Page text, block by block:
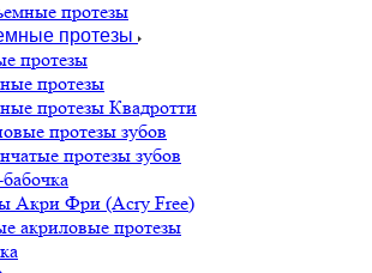
протезы
протезы
протезы
протезы Квадротти
протезы зубов
протезы зубов
Акри Фри (Acry Free)
акриловые протезы